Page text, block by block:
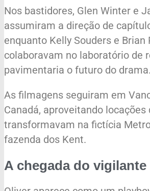
Nos bastidores, Glen Winter e
assumiram a direção de
enquanto Kelly Souders e Brian
colaboravam no laboratório de
pavimentaria o futuro do drama.
As filmagens seguiram em
Canadá, aproveitando locações
transformavam na fictícia
fazenda dos Kent.
A chegada do